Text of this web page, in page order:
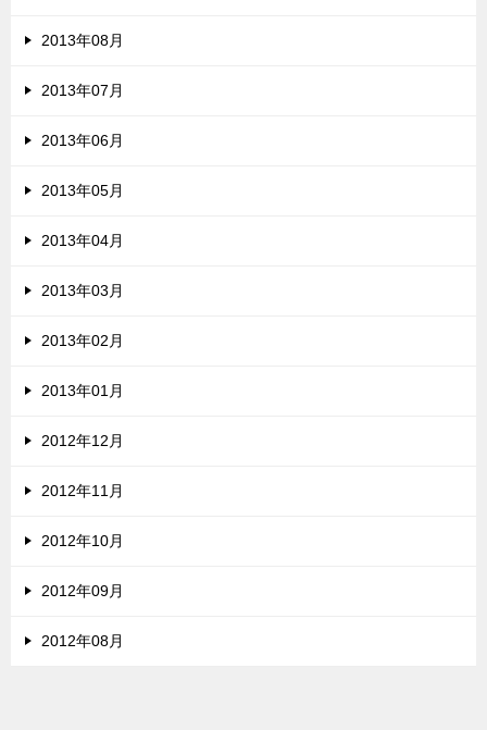
2013年08月
2013年07月
2013年06月
2013年05月
2013年04月
2013年03月
2013年02月
2013年01月
2012年12月
2012年11月
2012年10月
2012年09月
2012年08月